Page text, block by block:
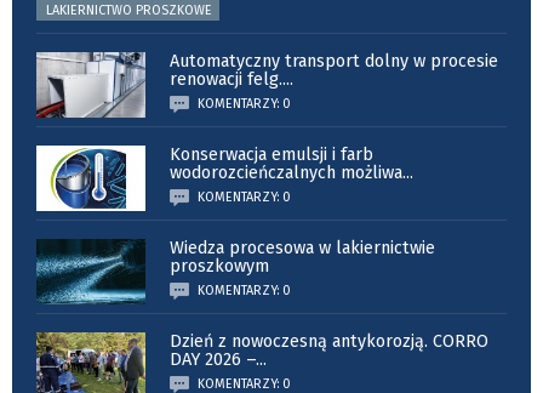
LAKIERNICTWO PROSZKOWE
Automatyczny transport dolny w procesie
renowacji felg....
KOMENTARZY: 0
Konserwacja emulsji i farb
wodorozcieńczalnych możliwa...
KOMENTARZY: 0
Wiedza procesowa w lakiernictwie
proszkowym
KOMENTARZY: 0
Dzień z nowoczesną antykorozją. CORRO
DAY 2026 –...
KOMENTARZY: 0